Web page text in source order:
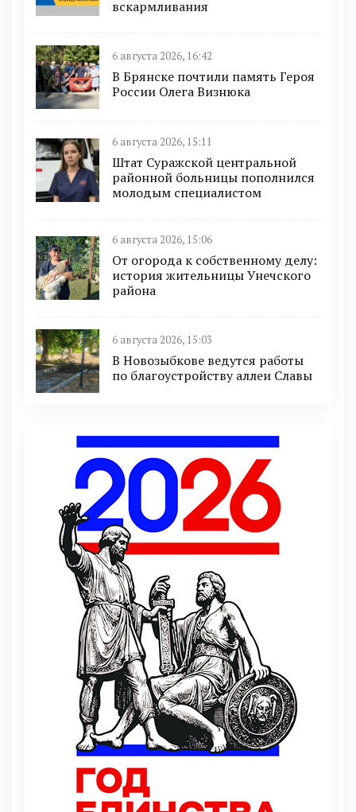
вскармливания
6 августа 2026, 16:42
В Брянске почтили память Героя
России Олега Визнюка
6 августа 2026, 15:11
Штат Суражской центральной
районной больницы пополнился
молодым специалистом
6 августа 2026, 15:06
От огорода к собственному делу:
история жительницы Унечского
района
6 августа 2026, 15:03
В Новозыбкове ведутся работы
по благоустройству аллеи Славы